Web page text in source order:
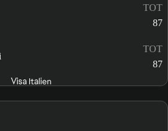
TOT
87
TOT
87
Visa Italien